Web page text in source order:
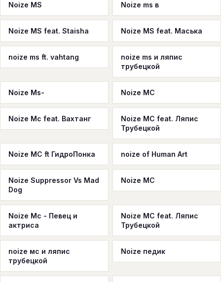
Noize MS Noize ms в
Noize MS feat. Staisha Noize MS feat. Маська
noize ms ft. vahtang
noize ms и ляпис
трубецкой
Noize Ms- Noize MС
Noize Mс feat. Вахтанг
Noize MС feat. Ляпис
Трубецкой
Noize MС ft ГидроПонка noize of Human Art
Noize Suppressor Vs Mad
Dog
Noize МС
Noize Мс - Певец и
актриса
Noize МС feat. Ляпис
Трубецкой
noize мс и ляпис
трубецкой
Noize педик